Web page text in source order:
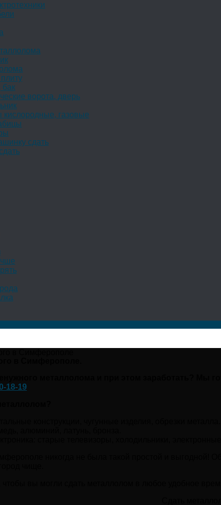
бак
ворота, дверь
кислородные, газовые
сдать
18-19